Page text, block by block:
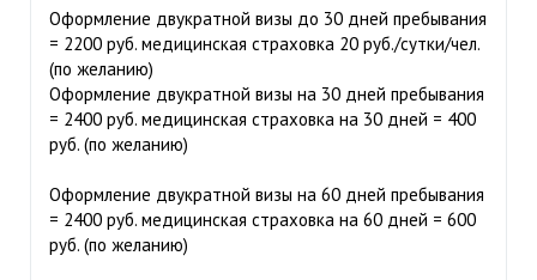
Оформление двукратной визы до 30 дней пребывания
= 2200 руб. медицинская страховка 20 руб./сутки/чел.
(по желанию)
Оформление двукратной визы на 30 дней пребывания
= 2400 руб. медицинская страховка на 30 дней = 400
руб. (по желанию)
Оформление двукратной визы на 60 дней пребывания
= 2400 руб. медицинская страховка на 60 дней = 600
руб. (по желанию)